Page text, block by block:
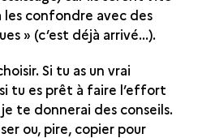
les confondre avec des
» (c’est déjà arrivé...).
Si tu as un vrai
tu es prêt à faire l’effort
te donnerai des conseils.
ou, pire, copier pour